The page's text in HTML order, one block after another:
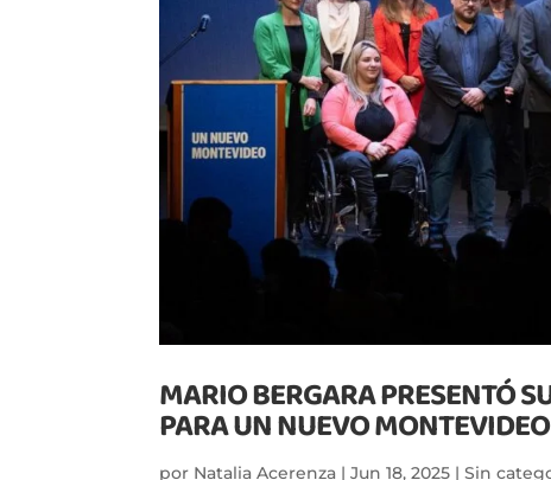
MARIO BERGARA PRESENTÓ
PARA UN NUEVO MONTEVIDEO
por Natalia Acerenza |Jun 18, 2025 |Sin